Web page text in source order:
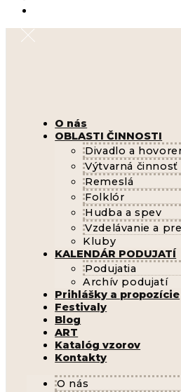
O nás
OBLASTI ČINNOSTI
Divadlo a
Výtvarná činnosť
Remeslá
Folklór
Hudba a spev
Vzdelávanie a
Kluby
KALENDÁR PODUJATÍ
Podujatia
Archív podujatí
Prihlášky a propozície
Festivaly
Blog
ART
Katalóg vzorov
Kontakty
O nás